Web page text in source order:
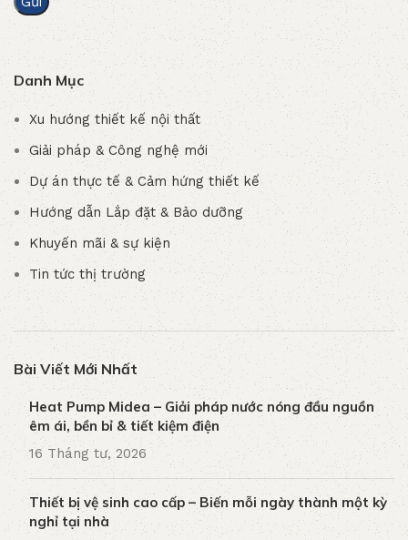
Danh Mục
Xu hướng thiết kế nội thất
Giải pháp & Công nghệ mới
Dự án thực tế & Cảm hứng thiết kế
Hướng dẫn Lắp đặt & Bảo dưỡng
Khuyến mãi & sự kiện
Tin tức thị trường
Bài Viết Mới Nhất
Heat Pump Midea – Giải pháp nước nóng đầu nguồn
êm ái, bền bỉ & tiết kiệm điện
16 Tháng tư, 2026
Thiết bị vệ sinh cao cấp – Biến mỗi ngày thành một kỳ
nghỉ tại nhà